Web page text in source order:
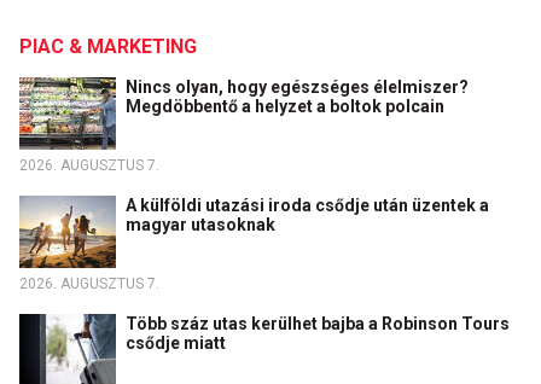
PIAC & MARKETING
Nincs olyan, hogy egészséges élelmiszer?
Megdöbbentő a helyzet a boltok polcain
2026. AUGUSZTUS 7.
A külföldi utazási iroda csődje után üzentek a
magyar utasoknak
2026. AUGUSZTUS 7.
Több száz utas kerülhet bajba a Robinson Tours
csődje miatt